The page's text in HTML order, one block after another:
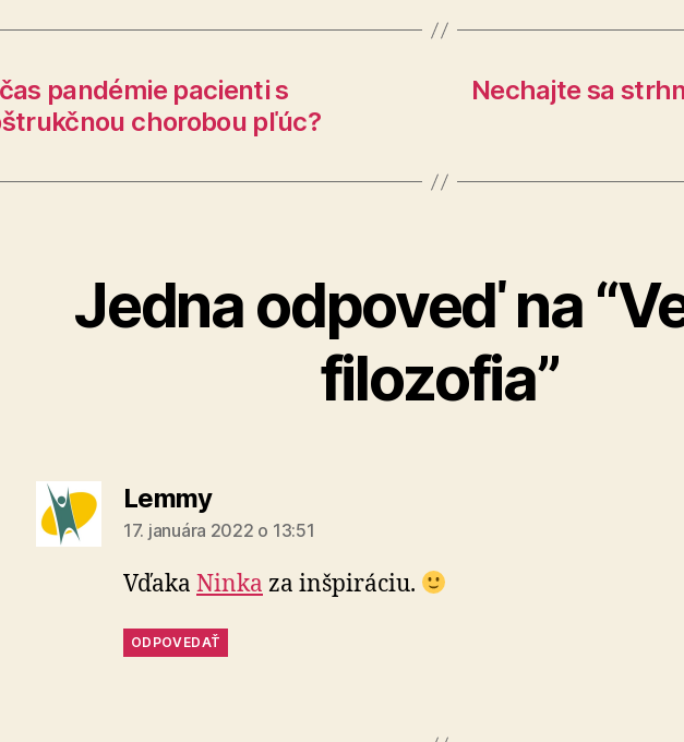
pandémie pacienti s
chorobou pľúc?
Nechajte sa
Jedna odpoveď na
filozofia”
Lemmyhovorí:
17. januára 2022 o 13:51
Vďaka Ninka za inšpiráciu.
ODPOVEDAŤ